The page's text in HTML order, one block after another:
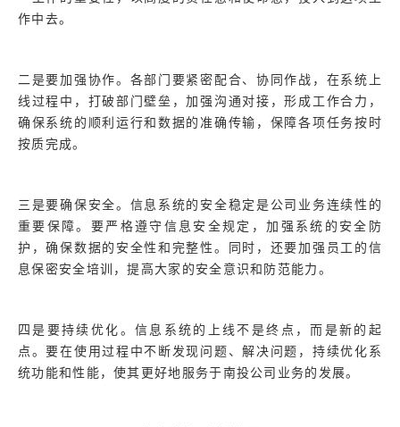
作中去。
二是要加强协作。各部门要紧密配合、协同作战，在系统上
线过程中，打破部门壁垒，加强沟通对接，形成工作合力，
确保系统的顺利运行和数据的准确传输，保障各项任务按时
按质完成。
三是要确保安全。信息系统的安全稳定是公司业务连续性的
重要保障。要严格遵守信息安全规定，加强系统的安全防
护，确保数据的安全性和完整性。同时，还要加强员工的信
息保密安全培训，提高大家的安全意识和防范能力。
四是要持续优化。信息系统的上线不是终点，而是新的起
点。要在使用过程中不断发现问题、解决问题，持续优化系
统功能和性能，使其更好地服务于南投公司业务的发展。